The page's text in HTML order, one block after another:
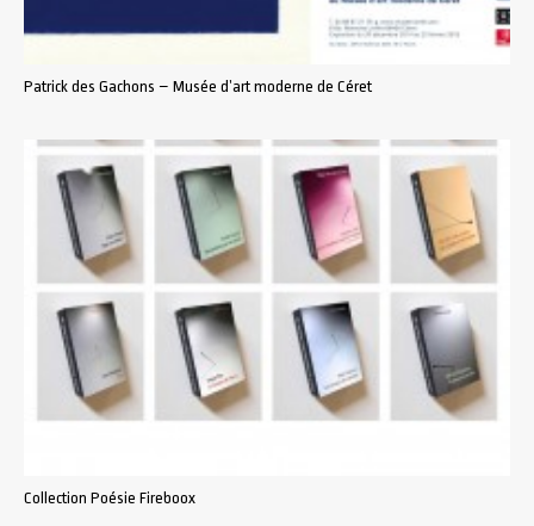
Patrick des Gachons – Musée d’art moderne de Céret
Collection Poésie Fireboox